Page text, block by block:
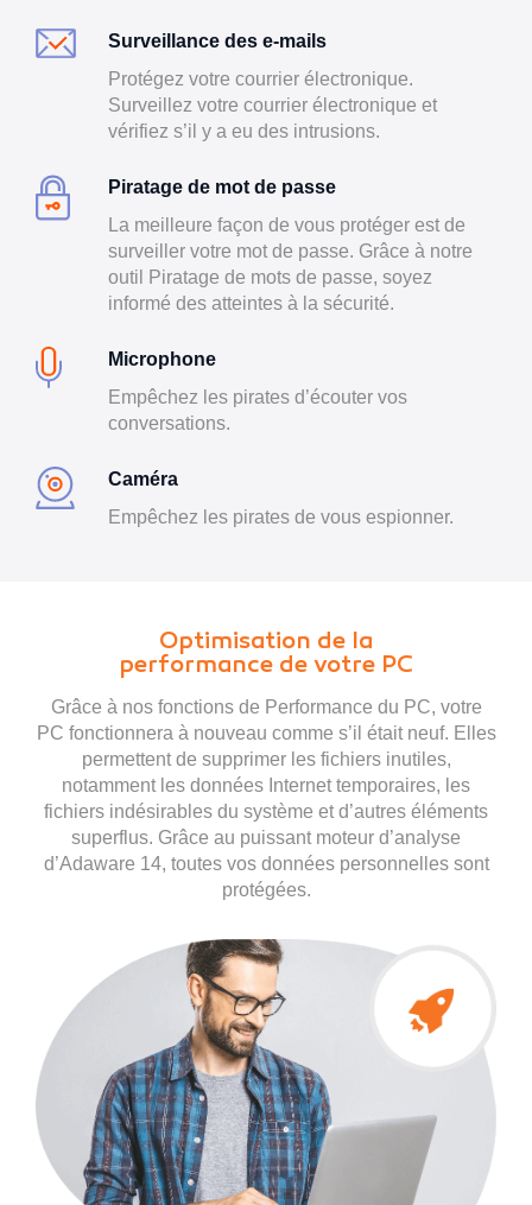
Surveillance des e-mails
Protégez votre courrier électronique.
Surveillez votre courrier électronique et
vérifiez s’il y a eu des intrusions.
Piratage de mot de passe
La meilleure façon de vous protéger est de
surveiller votre mot de passe. Grâce à notre
outil Piratage de mots de passe, soyez
informé des atteintes à la sécurité.
Microphone
Empêchez les pirates d’écouter vos
conversations.
Caméra
Empêchez les pirates de vous espionner.
Optimisation de la
performance de votre PC
Grâce à nos fonctions de Performance du PC, votre
PC fonctionnera à nouveau comme s’il était neuf. Elles
permettent de supprimer les fichiers inutiles,
notamment les données Internet temporaires, les
fichiers indésirables du système et d’autres éléments
superflus. Grâce au puissant moteur d’analyse
d’Adaware 14, toutes vos données personnelles sont
protégées.